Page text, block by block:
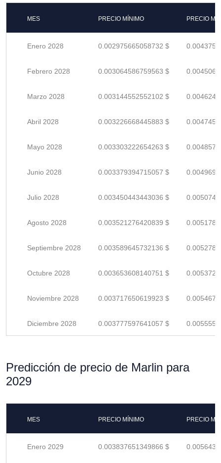
MES PRECIO MÍNIMO PRECIO
Enero 2028 0.002975665058732 $
Febrero 2028 0.003064586759563 $
Marzo 2028 0.003144552552102 $
Abril 2028 0.003226668445883 $
Mayo 2028 0.003303222654263 $
Junio 2028 0.003379394715057 $
Julio 2028 0.003450443443036 $
Agosto 2028 0.003521276420839 $
Septiembre 2028 0.003589645732136 $
Octubre 2028 0.003653608140751 $
Noviembre 2028 0.003717650619923 $
Diciembre 2028 0.003777597641057 $
Predicción de precio de Marlin para
2029
MES PRECIO MÍNIMO PRECIO
Enero 2029 0.003837651349866 $